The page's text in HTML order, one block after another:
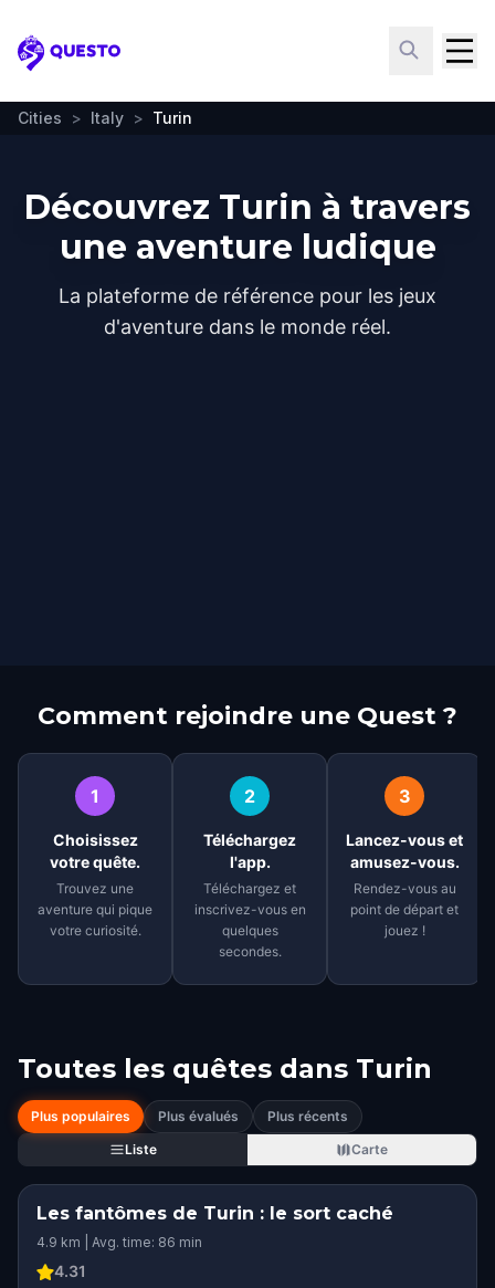
Questo
Cities > Italy > Turin
Découvrez Turin à travers
une aventure ludique
La plateforme de référence pour les jeux
d'aventure dans le monde réel.
Comment rejoindre une Quest ?
1
Choisissez
votre quête.
Trouvez une
aventure qui pique
votre curiosité.
2
Téléchargez
l'app.
Téléchargez et
inscrivez-vous en
quelques
secondes.
3
Lancez-vous et
amusez-vous.
Rendez-vous au
point de départ et
jouez !
Toutes les quêtes dans Turin
Plus populaires Plus évalués
Plus récents
Liste
Carte
Les fantômes de Turin : le sort caché
4.9 km | Avg. time: 86 min
4.31